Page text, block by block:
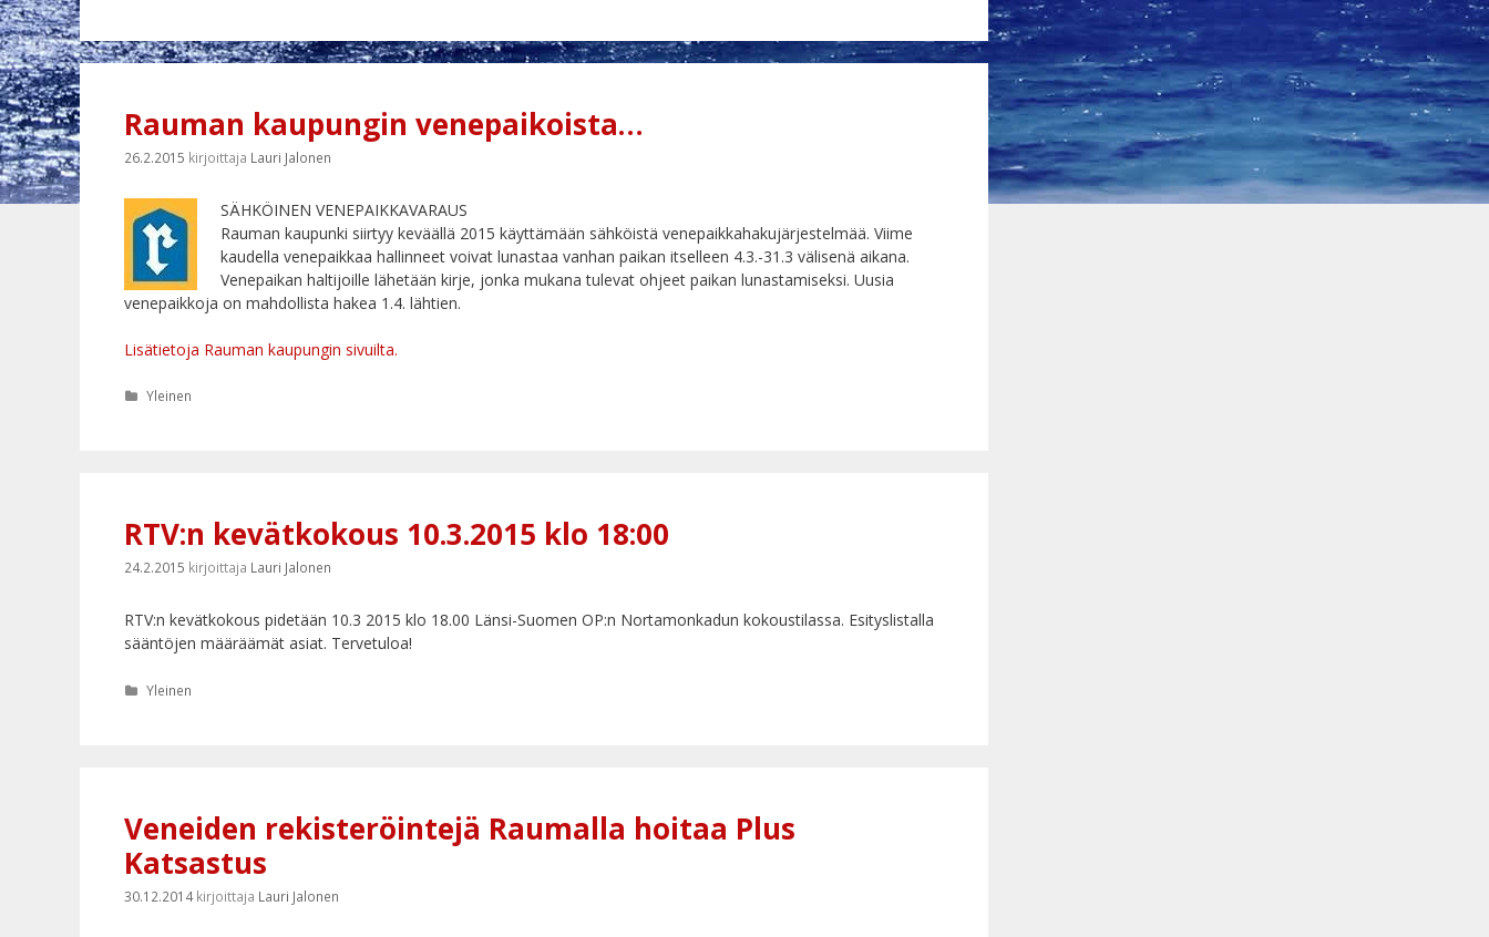
Rauman kaupungin venepaikoista…
26.2.2015 kirjoittaja Lauri Jalonen
SÄHKÖINEN VENEPAIKKAVARAUS
Rauman kaupunki siirtyy keväällä 2015 käyttämään sähköistä venepaikkahakujärjestelmää. Viime
kaudella venepaikkaa hallinneet voivat lunastaa vanhan paikan itselleen 4.3.-31.3 välisenä aikana.
Venepaikan haltijoille lähetään kirje, jonka mukana tulevat ohjeet paikan lunastamiseksi. Uusia
venepaikkoja on mahdollista hakea 1.4. lähtien.
Lisätietoja Rauman kaupungin sivuilta.
Kategoriat
Yleinen
RTV:n kevätkokous 10.3.2015 klo 18:00
24.2.2015 kirjoittaja Lauri Jalonen
RTV:n kevätkokous pidetään 10.3 2015 klo 18.00 Länsi-Suomen OP:n Nortamonkadun kokoustilassa. Esityslistalla
sääntöjen määräämät asiat. Tervetuloa!
Kategoriat
Yleinen
Veneiden rekisteröintejä Raumalla hoitaa Plus
Katsastus
30.12.2014 kirjoittaja Lauri Jalonen